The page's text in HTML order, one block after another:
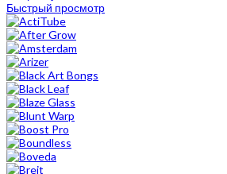
Быстрый просмотр